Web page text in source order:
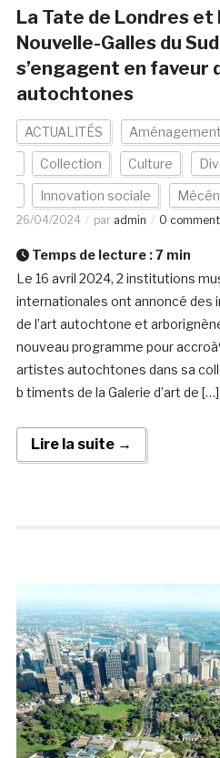
La Tate de Londres et
Nouvelle-Galles du
s’engagent en faveur
autochtones
ACTUALITÉS
Collection Culture
Innovation sociale
26/04/2024 par admin 0
Temps de lecture :7 min
Le 16 avril 2024, 2 institutions
internationales ont annoncé des
de l’art autochtone et
nouveau programme pour
artistes autochtones dans sa
b timents de la Galerie d’art de […]
Lire la suite →